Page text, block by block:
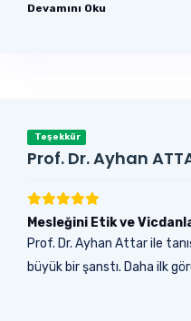
Devamını Oku
Teşekkür
Prof. Dr. Ayhan
Mesleğini Etik ve
Prof. Dr. Ayhan Attar ile
büyük bir şanstı. Daha ilk